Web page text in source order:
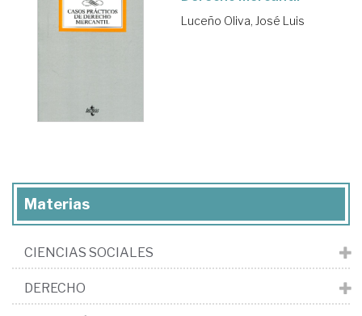
Luceño Oliva, José Luis
Materias
CIENCIAS SOCIALES
DERECHO